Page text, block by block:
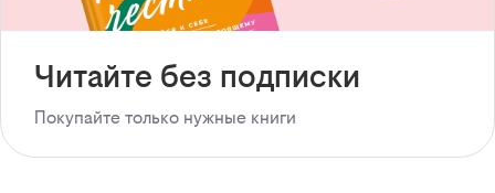
Читайте без подписки
Покупайте только нужные книги